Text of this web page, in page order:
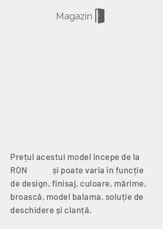
Magazin
Prețul acestui model începe de la
RON și poate varia în funcție
de design, finisaj, culoare, mărime,
broască, model balama, soluție de
deschidere și clanță.